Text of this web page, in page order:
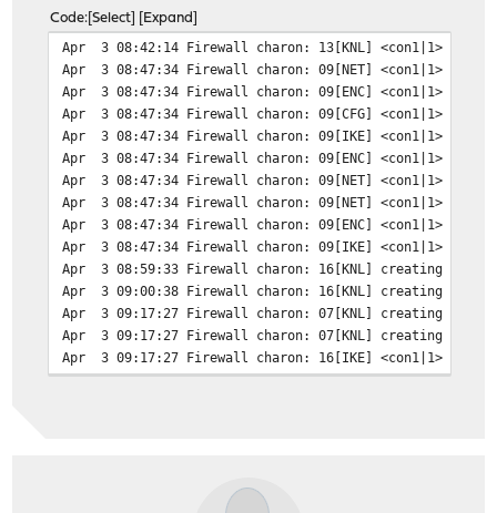
Apr 3 08:17:26 Firewall charon: 10[CFG] received
Apr 3 08:17:26 Firewall charon: 13[IKE] <con1|1>
Apr 3 08:17:26 Firewall charon: 13[ENC] <con1|1>
Apr 3 08:17:26 Firewall charon: 13[NET] <con1|1>
Apr 3 08:17:26 Firewall charon: 13[NET] <con1|1>
Apr 3 08:17:26 Firewall charon: 13[ENC] <con1|1>
Apr 3 08:17:26 Firewall charon: 13[IKE] <con1|1>
Apr 3 08:17:26 Firewall charon: 13[IKE] <con1|1>
Apr 3 08:17:26 Firewall charon: 13[IKE] <con1|1>
Apr 3 08:17:26 Firewall charon: 13[ENC] <con1|1>
Apr 3 08:17:26 Firewall charon: 13[CFG] <con1|1> selected
Apr 3 08:17:26 Firewall charon: 13[ENC] <con1|1>
Apr 3 08:17:26 Firewall charon: 13[NET] <con1|1>
Apr 3 08:17:26 Firewall charon: 13[NET] <con1|1>
Apr 3 08:17:26 Firewall charon: 13[ENC] <con1|1> parsed
Apr 3 08:17:26 Firewall charon: 13[ENC] <con1|1>
Apr 3 08:17:26 Firewall charon: 13[NET] <con1|1>
Apr 3 08:17:26 Firewall charon: 13[ENC] <con1|1>
Code Select Expand
Apr 3 08:42:14 Firewall charon: 13[KNL] <con1|1>
Apr 3 08:47:34 Firewall charon: 09[NET] <con1|1>
Apr 3 08:47:34 Firewall charon: 09[ENC] <con1|1> parsed
Apr 3 08:47:34 Firewall charon: 09[CFG] <con1|1> selected
Apr 3 08:47:34 Firewall charon: 09[IKE] <con1|1>
Apr 3 08:47:34 Firewall charon: 09[ENC] <con1|1>
Apr 3 08:47:34 Firewall charon: 09[NET] <con1|1>
Apr 3 08:47:34 Firewall charon: 09[NET] <con1|1>
Apr 3 08:47:34 Firewall charon: 09[ENC] <con1|1> parsed
Apr 3 08:47:34 Firewall charon: 09[IKE] <con1|1>
Apr 3 08:59:33 Firewall charon: 16[KNL] creating rekey
Apr 3 09:00:38 Firewall charon: 16[KNL] creating rekey
Apr 3 09:17:27 Firewall charon: 07[KNL] creating delete
Apr 3 09:17:27 Firewall charon: 07[KNL] creating delete
Apr 3 09:17:27 Firewall charon: 16[IKE] <con1|1> closing
Apr 3 09:17:27 Firewall charon: 15[JOB] CHILD_SA